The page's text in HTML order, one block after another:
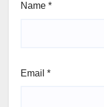
Name *
Email *